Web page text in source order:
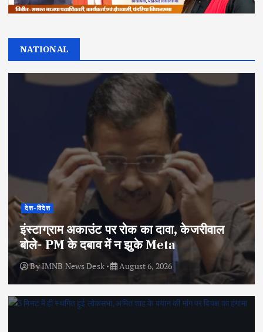
NATIONAL
देश-विदेश
इंस्टाग्राम अकाउंट पर रोक का दावा, केजरीवाल
बोले- PM के दबाव में न झुके Meta
ByIMNB News Desk August 6, 2026